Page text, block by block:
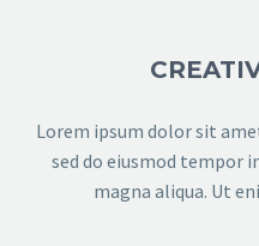
Lorem ipsum dolor sit
sed do eiusmod tempor
magna aliqua. Ut